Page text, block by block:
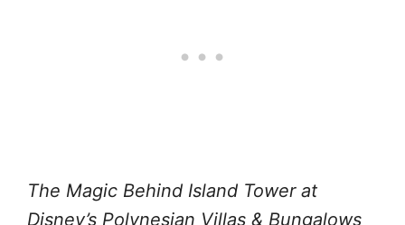
The Magic Behind Island Tower at
Disney’s Polynesian Villas & Bungalows